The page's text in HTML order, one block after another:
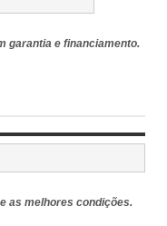
garantia e financiamento.
as melhores condições.